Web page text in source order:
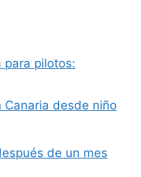
para pilotos:
Canaria desde niño
de un mes